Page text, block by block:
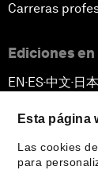
Esta página
Las cookies
para
Carreras
Ediciones
EN ▪ ES▪中文▪ 日